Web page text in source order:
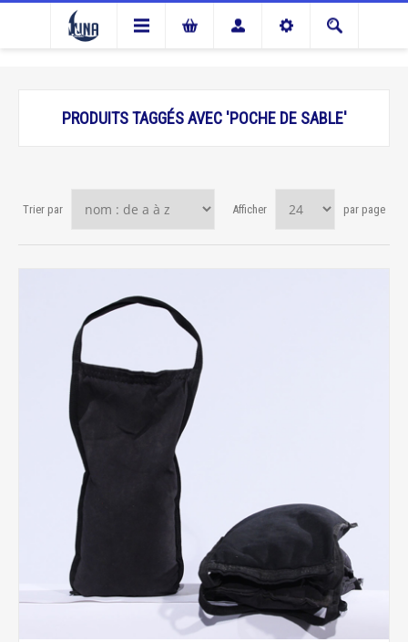
PRODUITS TAGGÉS AVEC 'POCHE DE SABLE'
Trier par Afficher par page